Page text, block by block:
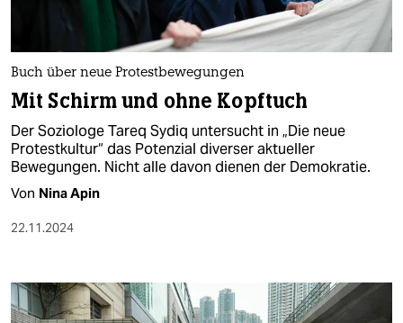
Buch über neue Protestbewegungen
Mit Schirm und ohne Kopftuch
Der Soziologe Tareq Sydiq untersucht in „Die neue
Protestkultur“ das Potenzial diverser aktueller
Bewegungen. Nicht alle davon dienen der Demokratie.
Von Nina Apin
22.11.2024